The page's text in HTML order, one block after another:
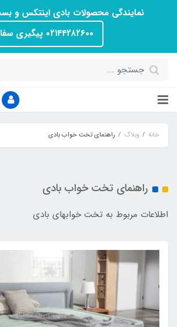
نمایندگی محصولات بادی اینتکس و
۰۲۱۴۴۲۸۲۶۰۰ پیگیری سفارش
خانه وبلاگ راهنمای تخت خواب بادی
راهنمای تخت خواب بادی
اطلاعات مربوط به تخت خوابهای بادی